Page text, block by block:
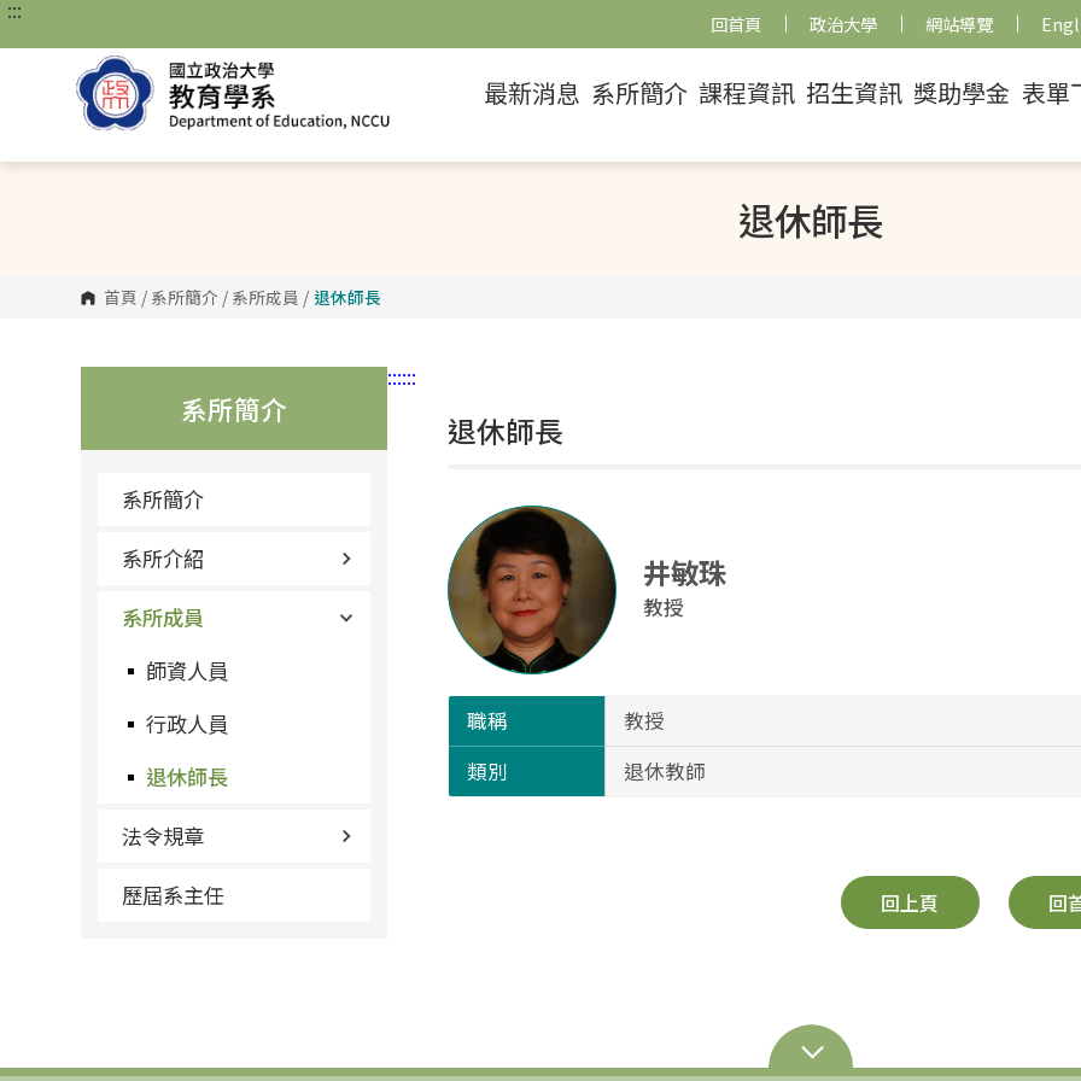
跳
主
::: 回首頁 政治大學 網站導覽
最新消息 系所簡介 課程資訊 招生資訊 獎助學金 表單
退休師長
首頁 / 系所簡介 / 系所成員 / 退休師長
:::
系所簡介
系所簡介
系所介紹
系所成員
師資人員
行政人員
退休師長
法令規章
歷屆系主任
:::
退休師長
井敏珠
教授
職稱
教授
類別
退休教師
回上頁 回